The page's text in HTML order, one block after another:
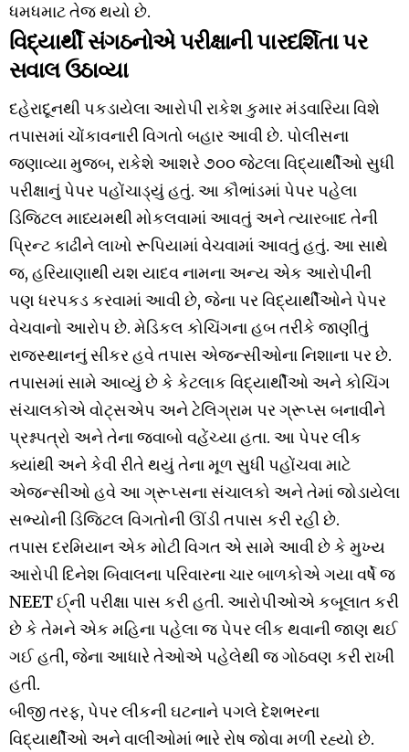
ધમધમાટ તેજ થયો છે.
વિદ્યાર્થી સંગઠનોએ પરીક્ષાની પારદર્શિતા પર
સવાલ ઉઠાવ્યા
દહેરાદૂનથી પકડાયેલા આરોપી રાકેશ કુમાર મંડવારિયા વિશે
તપાસમાં ચોંકાવનારી વિગતો બહાર આવી છે. પોલીસના
જણાવ્યા મુજબ, રાકેશે આશરે ૭૦૦ જેટલા વિદ્યાર્થીઓ સુધી
પરીક્ષાનું પેપર પહોંચાડ્યું હતું. આ કૌભાંડમાં પેપર પહેલા
ડિજિટલ માધ્યમથી મોકલવામાં આવતું અને ત્યારબાદ તેની
પ્રિન્ટ કાઢીને લાખો રૂપિયામાં વેચવામાં આવતું હતું. આ સાથે
જ, હરિયાણાથી યશ યાદવ નામના અન્ય એક આરોપીની
પણ ધરપકડ કરવામાં આવી છે, જેના પર વિદ્યાર્થીઓને પેપર
વેચવાનો આરોપ છે. મેડિકલ કોચિંગના હબ તરીકે જાણીતું
રાજસ્થાનનું સીકર હવે તપાસ એજન્સીઓના નિશાના પર છે.
તપાસમાં સામે આવ્યું છે કે કેટલાક વિદ્યાર્થીઓ અને કોચિંગ
સંચાલકોએ વોટ્સએપ અને ટેલિગ્રામ પર ગ્રૂપ્સ બનાવીને
પ્રશ્નપત્રો અને તેના જવાબો વહેંચ્યા હતા. આ પેપર લીક
ક્યાંથી અને કેવી રીતે થયું તેના મૂળ સુધી પહોંચવા માટે
એજન્સીઓ હવે આ ગ્રૂપ્સના સંચાલકો અને તેમાં જોડાયેલા
સભ્યોની ડિજિટલ વિગતોની ઊંડી તપાસ કરી રહી છે.
તપાસ દરમિયાન એક મોટી વિગત એ સામે આવી છે કે મુખ્ય
આરોપી દિનેશ બિવાલના પરિવારના ચાર બાળકોએ ગયા વર્ષે જ
NEET ઈ્ની પરીક્ષા પાસ કરી હતી. આરોપીઓએ કબૂલાત કરી
છે કે તેમને એક મહિના પહેલા જ પેપર લીક થવાની જાણ થઈ
ગઈ હતી, જેના આધારે તેઓએ પહેલેથી જ ગોઠવણ કરી રાખી
હતી.
બીજી તરફ, પેપર લીકની ઘટનાને પગલે દેશભરના
વિદ્યાર્થીઓ અને વાલીઓમાં ભારે રોષ જોવા મળી રહ્યો છે.